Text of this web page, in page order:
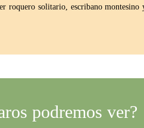
roquero solitario, escribano
podremos ver?